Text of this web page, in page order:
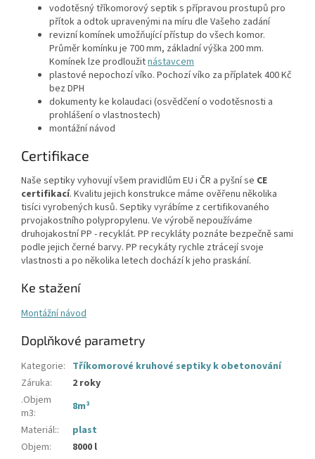
vodotěsný tříkomorový septik s přípravou prostupů pro
přítok a odtok upravenými na míru dle Vašeho zadání
revizní komínek umožňující přístup do všech komor.
Průměr komínku je 700 mm, základní výška 200 mm.
Komínek lze prodloužitnástavcem
plastové nepochozí víko. Pochozí víko za příplatek 400 Kč
bez DPH
dokumenty ke kolaudaci (osvědčení o vodotěsnosti a
prohlášení o vlastnostech)
montážní návod
Certifikace
Naše septiky vyhovují všem pravidlům EU i ČR a pyšní se CE
certifikací. Kvalitu jejich konstrukce máme ověřenu několika
tisíci vyrobených kusů. Septiky vyrábíme z certifikovaného
prvojakostního polypropylenu. Ve výrobě nepoužíváme
druhojakostní PP - recyklát. PP recykláty poznáte bezpečně sami
podle jejich černé barvy. PP recykáty rychle ztrácejí svoje
vlastnosti a po několika letech dochází k jeho praskání.
Ke stažení
Montážní návod
Doplňkové parametry
Kategorie: Tříkomorové kruhové septiky k obetonování
Záruka:
2 roky
.Objem
m3:
8m³
Materiál::
plast
Objem:
8000 l